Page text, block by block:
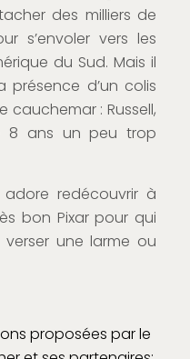
des milliers de
s’envoler vers les
du Sud. Mais il
d’un colis
: Russell,
8 ans un peu trop
adore redécouvrir à
bon Pixar pour qui
une larme ou
proposées par le